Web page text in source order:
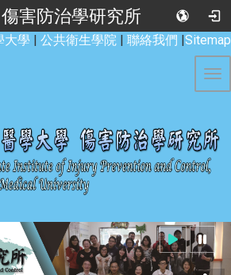
傷害防治學研究所
大學 | 公共衛生學院 | 聯絡我們 |Sitemap